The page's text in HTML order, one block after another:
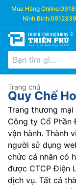
Mua Hàng Online:
Ninh Bình:
Trang chủ
Quy Chế
Trang thương
Công ty Cổ Phần
vận hành. Thành
người sử dụng
chức cá nhân có
được CTCP Điện
dịch vụ. Tất cả